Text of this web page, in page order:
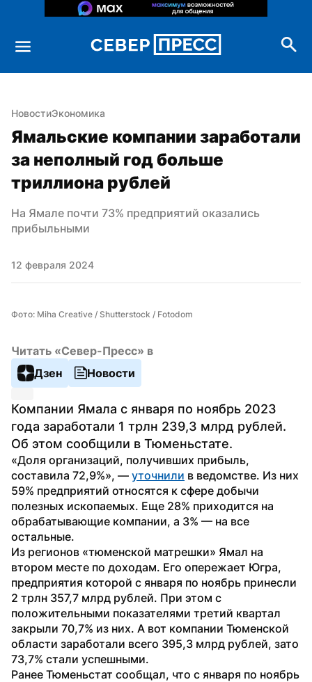
НовостиЭкономика
Ямальские компании заработали
за неполный год больше
триллиона рублей
На Ямале почти 73% предприятий оказались
прибыльными
12 февраля 2024
Фото: Miha Creative / Shutterstock / Fotodom
Читать «Север-Пресс» в
Дзен
Новости
Компании Ямала с января по ноябрь 2023
года заработали 1 трлн 239,3 млрд рублей.
Об этом сообщили в Тюменьстате.
«Доля организаций, получивших прибыль,
составила 72,9%», — уточнили в ведомстве. Из них
59% предприятий относятся к сфере добычи
полезных ископаемых. Еще 28% приходится на
обрабатывающие компании, а 3% — на все
остальные.
Из регионов «тюменской матрешки» Ямал на
втором месте по доходам. Его опережает Югра,
предприятия которой с января по ноябрь принесли
2 трлн 357,7 млрд рублей. При этом с
положительными показателями третий квартал
закрыли 70,7% из них. А вот компании Тюменской
области заработали всего 395,3 млрд рублей, зато
73,7% стали успешными.
Ранее Тюменьстат сообщал, что с января по ноябрь